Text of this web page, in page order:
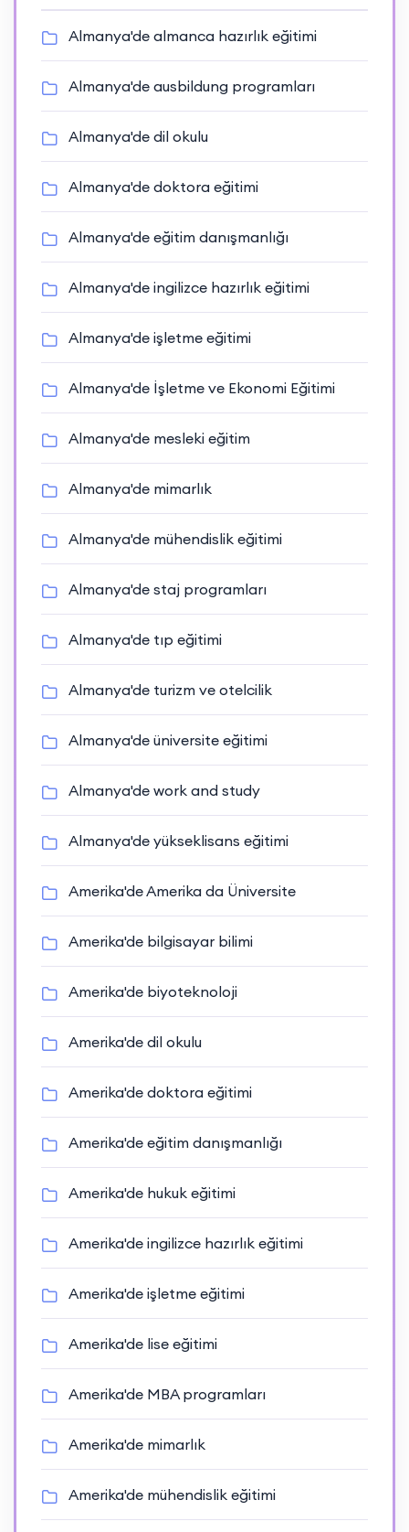
Almanya'de almanca hazırlık eğitimi
Almanya'de ausbildung programları
Almanya'de dil okulu
Almanya'de doktora eğitimi
Almanya'de eğitim danışmanlığı
Almanya'de ingilizce hazırlık eğitimi
Almanya'de işletme eğitimi
Almanya'de İşletme ve Ekonomi Eğitimi
Almanya'de mesleki eğitim
Almanya'de mimarlık
Almanya'de mühendislik eğitimi
Almanya'de staj programları
Almanya'de tıp eğitimi
Almanya'de turizm ve otelcilik
Almanya'de üniversite eğitimi
Almanya'de work and study
Almanya'de yükseklisans eğitimi
Amerika'de Amerika da Üniversite
Amerika'de bilgisayar bilimi
Amerika'de biyoteknoloji
Amerika'de dil okulu
Amerika'de doktora eğitimi
Amerika'de eğitim danışmanlığı
Amerika'de hukuk eğitimi
Amerika'de ingilizce hazırlık eğitimi
Amerika'de işletme eğitimi
Amerika'de lise eğitimi
Amerika'de MBA programları
Amerika'de mimarlık
Amerika'de mühendislik eğitimi